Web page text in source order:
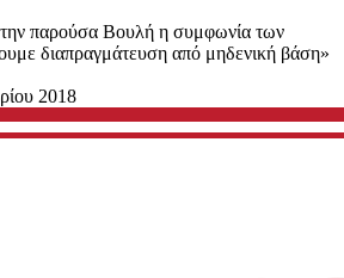
παρούσα Βουλή η συμφωνία των
διαπραγμάτευση από μηδενική βάση»
2018